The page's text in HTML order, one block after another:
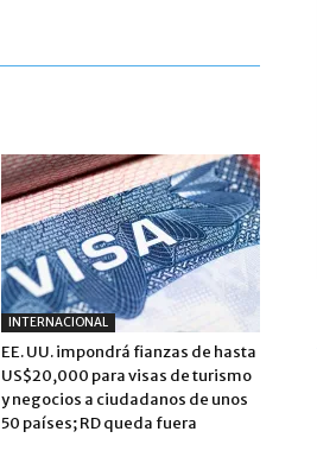
INTERNACIONAL
EE. UU. impondrá fianzas de hasta
US$20,000 para visas de turismo
y negocios a ciudadanos de unos
50 países; RD queda fuera